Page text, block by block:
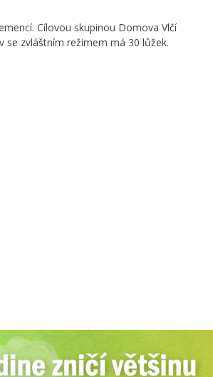
Cílovou skupinou Domova Vlčí
zvláštním režimem má 30 lůžek.